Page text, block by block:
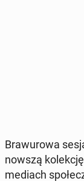
Bra­wu­ro­wa
now­szą
mediach